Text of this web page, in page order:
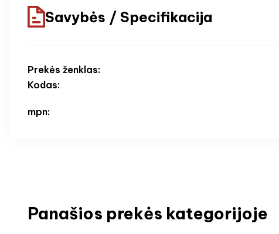
Savybės / Specifikacija
Prekės ženklas:
Kodas:
mpn:
Panašios prekės kategorijoje